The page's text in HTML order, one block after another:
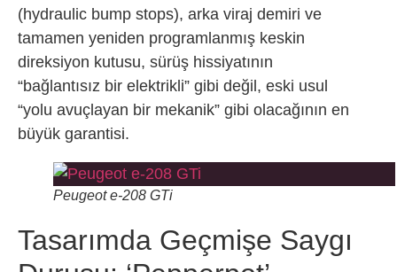
(hydraulic bump stops), arka viraj demiri ve
tamamen yeniden programlanmış keskin
direksiyon kutusu, sürüş hissiyatının
“bağlantısız bir elektrikli” gibi değil, eski usul
“yolu avuçlayan bir mekanik” gibi olacağının en
büyük garantisi.
Peugeot e-208 GTi
Tasarımda Geçmişe Saygı